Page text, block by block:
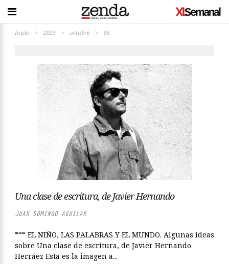
Inicio > 2025 > octubre > 05
Una clase de escritura, de Javier Hernando
JUAN DOMINGO AGUILAR
*** EL NIÑO, LAS PALABRAS Y EL MUNDO. Algunas ideas
sobre Una clase de escritura, de Javier Hernando
Herráez Esta es la imagen a...